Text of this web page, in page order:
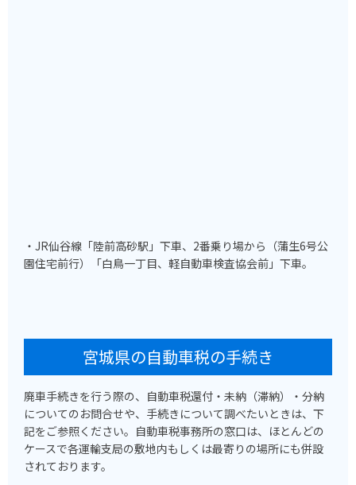
・JR仙谷線「陸前高砂駅」下車、2番乗り場から（蒲生6号公
園住宅前行）「白鳥一丁目、軽自動車検査協会前」下車。
宮城県の自動車税の手続き
廃車手続きを行う際の、自動車税還付・未納（滞納）・分納
についてのお問合せや、手続きについて調べたいときは、下
記をご参照ください。自動車税事務所の窓口は、ほとんどの
ケースで各運輸支局の敷地内もしくは最寄りの場所にも併設
されております。